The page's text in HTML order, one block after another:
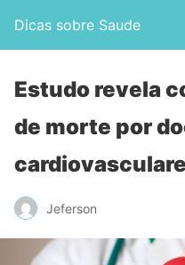
Dicas sobre Saude
Estudo revela
de morte por
Jeferson